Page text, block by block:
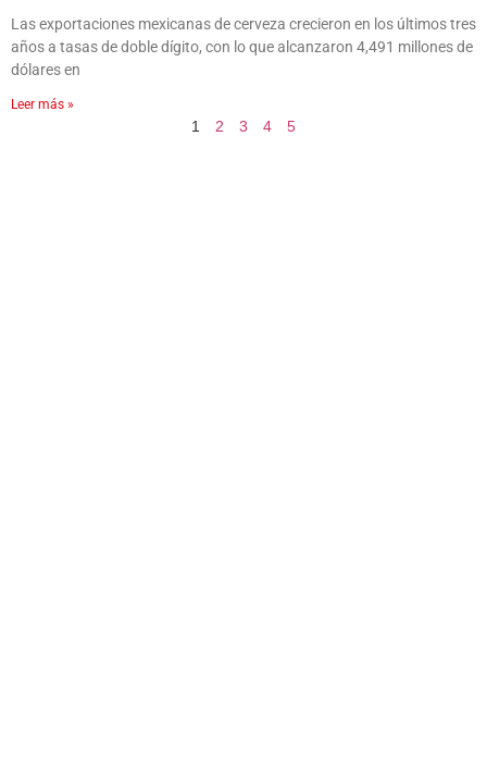
Las exportaciones mexicanas de cerveza crecieron en los últimos tres
años a tasas de doble dígito, con lo que alcanzaron 4,491 millones de
dólares en
Leer más »
1 2 3 4 5